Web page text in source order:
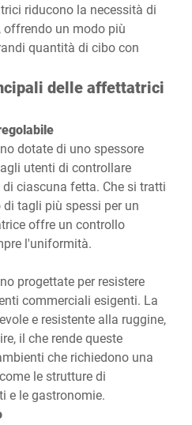
riducono la necessità di
un modo più
quantità di cibo con
delle affettatrici
dotate di uno spessore
utenti di controllare
ciascuna fetta. Che si tratti
tagli più spessi per un
offre un controllo
l'uniformità.
progettate per resistere
commerciali esigenti. La
e resistente alla ruggine,
il che rende queste
che richiedono una
le strutture di
e le gastronomie.